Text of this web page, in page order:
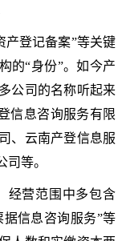
产登记备案”等关键
的“身份”。如今产
公司的名称听起来
信息咨询服务有限
、云南产登信息服
等。
经营范围中多包含
据信息咨询服务”等